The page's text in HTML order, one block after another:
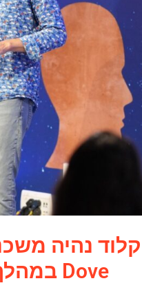
קלוד נהיה
Dove במהלך מפיל לסתות.